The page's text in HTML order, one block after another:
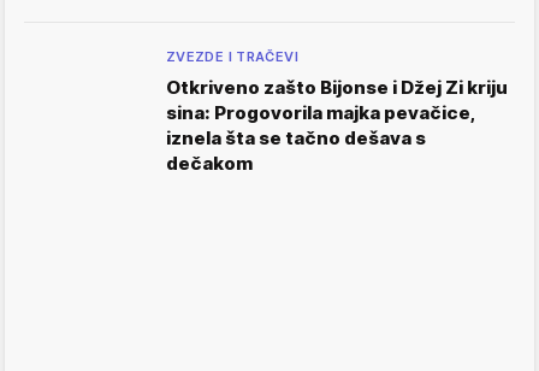
ZVEZDE I TRAČEVI
Otkriveno zašto Bijonse i Džej Zi kriju
sina: Progovorila majka pevačice,
iznela šta se tačno dešava s
dečakom